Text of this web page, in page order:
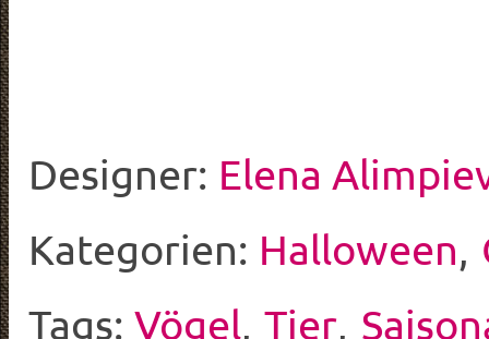
Designer: Elena
Kategorien: Halloween,
Tags: Vögel, Tier,